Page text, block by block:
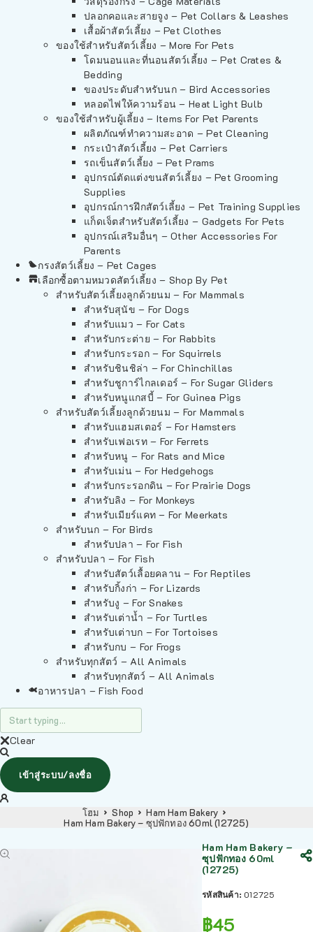
ปลอกคอและสายจูง – Pet Collars & Leashes
เสื้อผ้าสัตว์เลี้ยง – Pet Clothes
ของใช้สำหรับสัตว์เลี้ยง – More For Pets
โดมนอนและที่นอนสัตว์เลี้ยง – Pet Crates &
Bedding
ของประดับสำหรับนก – Bird Accessories
หลอดไฟให้ความร้อน – Heat Light Bulb
ของใช้สำหรับผู้เลี้ยง – Items For Pet Parents
ผลิตภัณฑ์ทำความสะอาด – Pet Cleaning
กระเป๋าสัตว์เลี้ยง – Pet Carriers
รถเข็นสัตว์เลี้ยง – Pet Prams
อุปกรณ์ตัดแต่งขนสัตว์เลี้ยง – Pet Grooming
Supplies
อุปกรณ์การฝึกสัตว์เลี้ยง – Pet Training Supplies
แก็ดเจ็ตสำหรับสัตว์เลี้ยง – Gadgets For Pets
อุปกรณ์เสริมอื่นๆ – Other Accessories For
Parents
กรงสัตว์เลี้ยง – Pet Cages
เลือกซื้อตามหมวดสัตว์เลี้ยง – Shop By Pet
สำหรับสัตว์เลี้ยงลูกด้วยนม – For Mammals
สำหรับสุนัข – For Dogs
สำหรับแมว – For Cats
สำหรับกระต่าย – For Rabbits
สำหรับกระรอก – For Squirrels
สำหรับชินชิล่า – For Chinchillas
สำหรับชูการ์ไกลเดอร์ – For Sugar Gliders
สำหรับหนูแกสบี้ – For Guinea Pigs
สำหรับสัตว์เลี้ยงลูกด้วยนม – For Mammals
สำหรับแฮมสเตอร์ – For Hamsters
สำหรับเฟอเรท – For Ferrets
สำหรับหนู – For Rats and Mice
สำหรับเม่น – For Hedgehogs
สำหรับกระรอกดิน – For Prairie Dogs
สำหรับลิง – For Monkeys
สำหรับเมียร์แคท – For Meerkats
สำหรับนก – For Birds
สำหรับปลา – For Fish
สำหรับปลา – For Fish
สำหรับสัตว์เลื้อยคลาน – For Reptiles
สำหรับกิ้งก่า – For Lizards
สำหรับงู – For Snakes
สำหรับเต่าน้ำ – For Turtles
สำหรับเต่าบก – For Tortoises
สำหรับกบ – For Frogs
สำหรับทุกสัตว์ – All Animals
สำหรับทุกสัตว์ – All Animals
อาหารปลา – Fish Food
Clear
เข้าสู่ระบบ/ลงชื่อ
โฮม Shop
Ham Ham Bakery
Ham Ham Bakery – ซุปฟักทอง 60ml (12725)
Ham Ham Bakery –
ซุปฟักทอง 60ml
(12725)
รหัสสินค้า: 012725
฿45